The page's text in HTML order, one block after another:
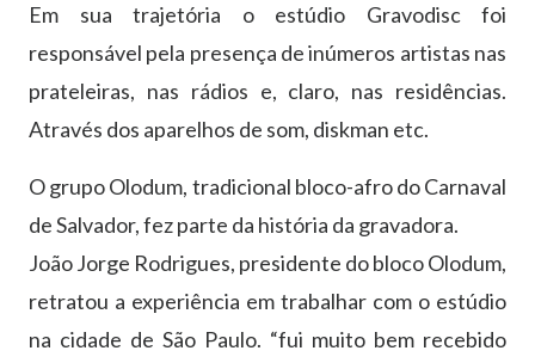
Em sua trajetória o estúdio Gravodisc foi
responsável pela presença de inúmeros artistas nas
prateleiras, nas rádios e, claro, nas residências.
Através dos aparelhos de som, diskman etc.
O grupo Olodum, tradicional bloco-afro do Carnaval
de Salvador, fez parte da história da gravadora.
João Jorge Rodrigues, presidente do bloco Olodum,
retratou a experiência em trabalhar com o estúdio
na cidade de São Paulo. “fui muito bem recebido